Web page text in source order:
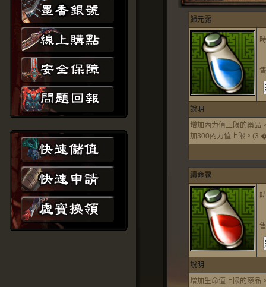
歸元露
說明
增加內力值上限的藥品
加300內力值上限。(3
續命露
說明
增加生命值上限的藥品